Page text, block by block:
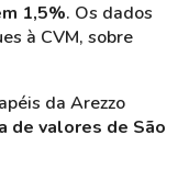
1,5%. Os dados
à CVM, sobre
da Arezzo
de valores de São